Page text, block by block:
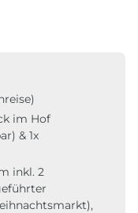
im Hof
& 1x
inkl. 2